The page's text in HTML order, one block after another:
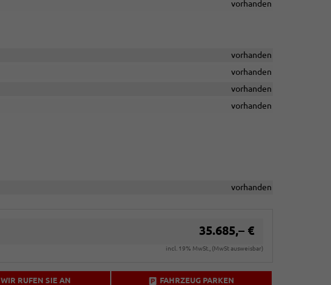
vorhanden
vorhanden
vorhanden
vorhanden
vorhanden
vorhanden
35.685,– €
incl. 19% MwSt., (MwSt ausweisbar)
WIR RUFEN SIE AN FAHRZEUG PARKEN